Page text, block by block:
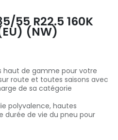
55 R22.5 160K
(NW)
haut de gamme pour votre
route et toutes saisons avec
de sa catégorie
polyvalence, hautes
durée de vie du pneu pour